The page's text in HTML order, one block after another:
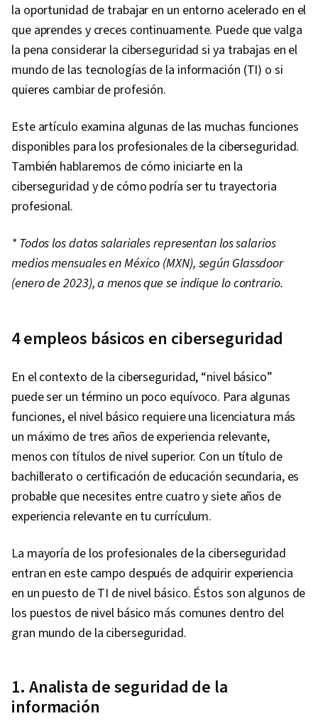
la oportunidad de trabajar en un entorno acelerado en el
que aprendes y creces continuamente. Puede que valga
la pena considerar la ciberseguridad si ya trabajas en el
mundo de las tecnologías de la información (TI) o si
quieres cambiar de profesión.
Este artículo examina algunas de las muchas funciones
disponibles para los profesionales de la ciberseguridad.
También hablaremos de cómo iniciarte en la
ciberseguridad y de cómo podría ser tu trayectoria
profesional.
* Todos los datos salariales representan los salarios
medios mensuales en México (MXN), según Glassdoor
(enero de 2023), a menos que se indique lo contrario.
4 empleos básicos en ciberseguridad
En el contexto de la ciberseguridad, “nivel básico”
puede ser un término un poco equívoco. Para algunas
funciones, el nivel básico requiere una licenciatura más
un máximo de tres años de experiencia relevante,
menos con títulos de nivel superior. Con un título de
bachillerato o certificación de educación secundaria, es
probable que necesites entre cuatro y siete años de
experiencia relevante en tu currículum.
La mayoría de los profesionales de la ciberseguridad
entran en este campo después de adquirir experiencia
en un puesto de TI de nivel básico. Éstos son algunos de
los puestos de nivel básico más comunes dentro del
gran mundo de la ciberseguridad.
1. Analista de seguridad de la
información